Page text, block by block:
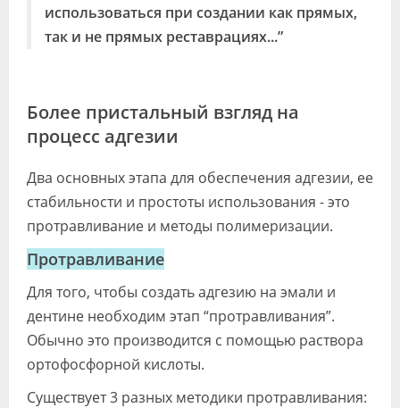
использоваться при создании как прямых,
так и не прямых реставрациях...”
Более пристальный взгляд на
процесс адгезии
Два основных этапа для обеспечения адгезии, ее
стабильности и простоты использования - это
протравливание и методы полимеризации.
Протравливание
Для того, чтобы создать адгезию на эмали и
дентине необходим этап “протравливания”.
Обычно это производится с помощью раствора
ортофосфорной кислоты.
Существует 3 разных методики протравливания: